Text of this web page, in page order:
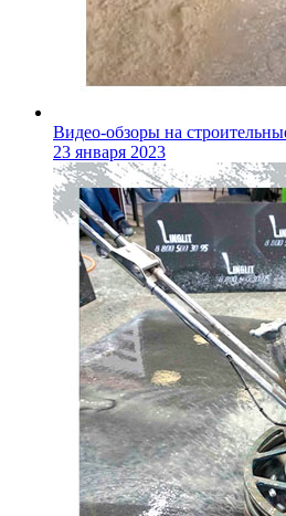
Видео-обзоры на
23 января 2023